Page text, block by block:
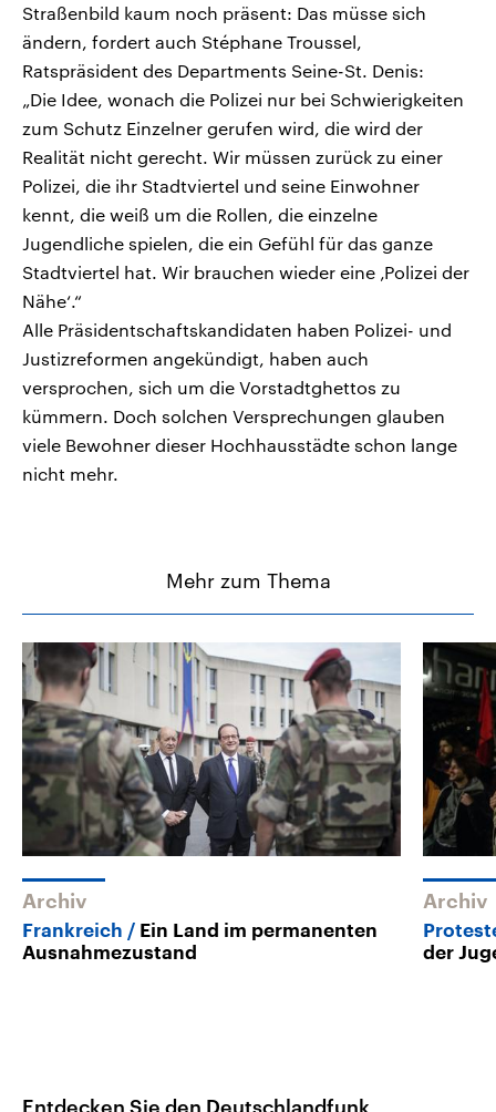
Straßenbild kaum noch präsent: Das müsse sich
ändern, fordert auch Stéphane Troussel,
Ratspräsident des Departments Seine-St. Denis:
„Die Idee, wonach die Polizei nur bei Schwierigkeiten
zum Schutz Einzelner gerufen wird, die wird der
Realität nicht gerecht. Wir müssen zurück zu einer
Polizei, die ihr Stadtviertel und seine Einwohner
kennt, die weiß um die Rollen, die einzelne
Jugendliche spielen, die ein Gefühl für das ganze
Stadtviertel hat. Wir brauchen wieder eine ‚Polizei der
Nähe‘.“
Alle Präsidentschaftskandidaten haben Polizei- und
Justizreformen angekündigt, haben auch
versprochen, sich um die Vorstadtghettos zu
kümmern. Doch solchen Versprechungen glauben
viele Bewohner dieser Hochhausstädte schon lange
nicht mehr.
Mehr zum Thema
Archiv
Frankreich
Ein Land im permanenten
Ausnahmezustand
Archiv
der
Entdecken Sie den Deutschlandfunk